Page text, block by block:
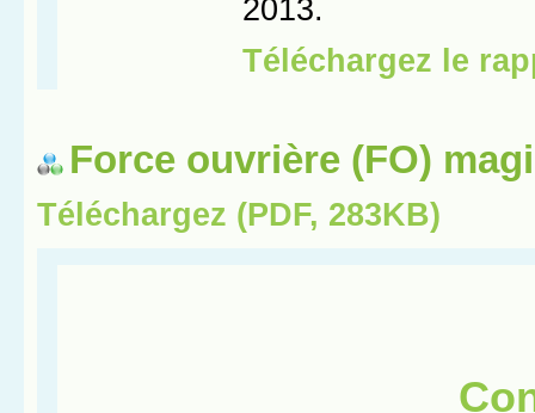
Force ouvrière (FO)
Téléchargez (PDF, 283KB)